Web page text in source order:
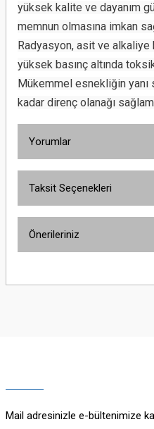
yüksek kalite ve dayanım
memnun olmasına imkan
Radyasyon, asit ve alkaliye
yüksek basınç altında
Mükemmel esnekliğin yanı
kadar direnç olanağı
Yorumlar
Taksit Seçenekleri
Önerileriniz
yetersiz gördüğünüz noktaları
Bu ürüne benzer farklı
Mail adresinizle e-bültenimize